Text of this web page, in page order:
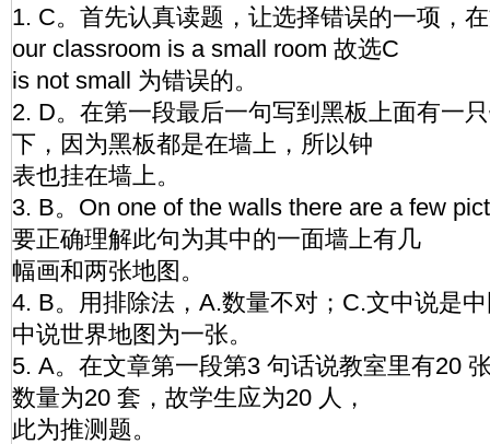
1. C。首先认真读题，让选择错误的一项，
our classroom is a small room 故选C
is not small 为错误的。
2. D。在第一段最后一句写到黑板上面有一
下，因为黑板都是在墙上，所以钟
表也挂在墙上。
3. B。On one of the walls there are a few
要正确理解此句为其中的一面墙上有几
幅画和两张地图。
4. B。用排除法，A.数量不对；C.文中说是
中说世界地图为一张。
5. A。在文章第一段第3 句话说教室里有20
数量为20 套，故学生应为20 人，
此为推测题。